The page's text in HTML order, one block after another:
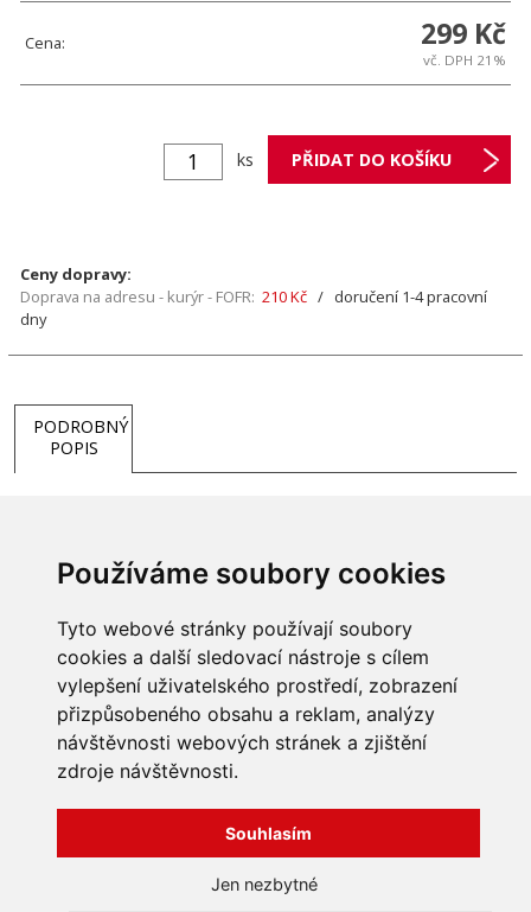
Používáme soubory cookies
Tyto webové stránky používají soubory
cookies a další sledovací nástroje s cílem
vylepšení uživatelského prostředí, zobrazení
přizpůsobeného obsahu a reklam, analýzy
návštěvnosti webových stránek a zjištění
zdroje návštěvnosti.
Souhlasím
Jen nezbytné
Cena: 299 Kč
vč. DPH 21%
ks
Ceny dopravy:
Doprava na adresu - kurýr - FOFR: 210 Kč / doručení 1-4 pracovní
dny
PODROBNÝ
POPIS
Balení obsahuje 1 ks.
INFORMACE
Obchodní podmínky
Zpracování a ochrana
osobních údajů
O nás
Všechna práva vyhrazena